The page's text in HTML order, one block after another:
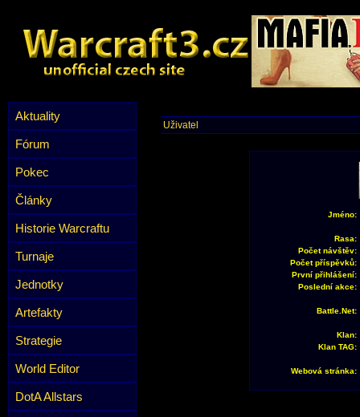
Aktuality
Fórum
Pokec
Články
Historie Warcraftu
Turnaje
Jednotky
Artefakty
Strategie
World Editor
DotA Allstars
Uživatel
Jméno:
Rasa:
Počet návštěv:
Počet příspěvků:
První přihlášení:
Poslední akce:
Battle.Net:
Klan:
Klan TAG:
Webová stránka: